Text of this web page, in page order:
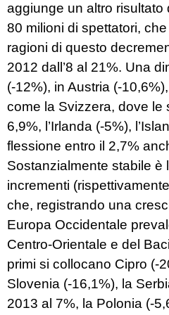
aggiunge un altro
80 milioni di spettatori,
ragioni di questo
2012 dall’8 al 21%. Una
(-12%), in Austria (-
come la Svizzera, dove le
6,9%, l’Irlanda (-5%),
flessione entro il 2,7%
Sostanzialmente stabile è
incrementi
che, registrando una
Europa Occidentale
Centro-Orientale e del
primi si collocano Cipro (-
Slovenia (-16,1%), la
2013 al 7%, la Polonia (-